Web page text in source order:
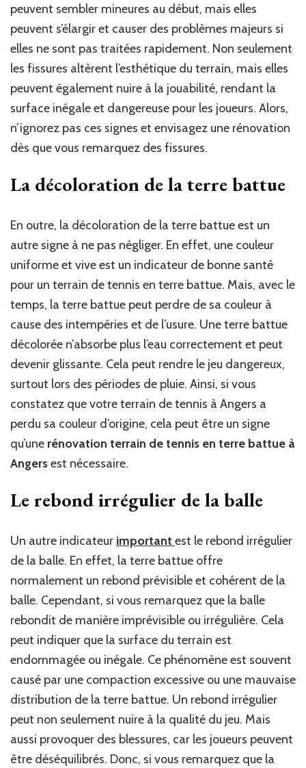
peuvent sembler mineures au début, mais elles
peuvent s’élargir et causer des problèmes majeurs si
elles ne sont pas traitées rapidement. Non seulement
les fissures altèrent l’esthétique du terrain, mais elles
peuvent également nuire à la jouabilité, rendant la
surface inégale et dangereuse pour les joueurs. Alors,
n’ignorez pas ces signes et envisagez une rénovation
dès que vous remarquez des fissures.
La décoloration de la terre battue
En outre, la décoloration de la terre battue est un
autre signe à ne pas négliger. En effet, une couleur
uniforme et vive est un indicateur de bonne santé
pour un terrain de tennis en terre battue. Mais, avec le
temps, la terre battue peut perdre de sa couleur à
cause des intempéries et de l’usure. Une terre battue
décolorée n’absorbe plus l’eau correctement et peut
devenir glissante. Cela peut rendre le jeu dangereux,
surtout lors des périodes de pluie. Ainsi, si vous
constatez que votre terrain de tennis à Angers a
perdu sa couleur d’origine, cela peut être un signe
qu’une rénovation terrain de tennis en terre battue à
Angersest nécessaire.
Le rebond irrégulier de la balle
Un autre indicateur important est le rebond irrégulier
de la balle. En effet, la terre battue offre
normalement un rebond prévisible et cohérent de la
balle. Cependant, si vous remarquez que la balle
rebondit de manière imprévisible ou irrégulière. Cela
peut indiquer que la surface du terrain est
endommagée ou inégale. Ce phénomène est souvent
causé par une compaction excessive ou une mauvaise
distribution de la terre battue. Un rebond irrégulier
peut non seulement nuire à la qualité du jeu. Mais
aussi provoquer des blessures, car les joueurs peuvent
être déséquilibrés. Donc, si vous remarquez que la